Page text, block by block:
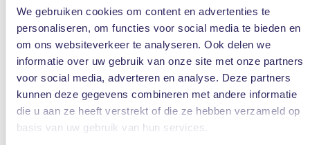
We gebruiken cookies om content en advertenties te
personaliseren, om functies voor social media te bieden en
om ons websiteverkeer te analyseren. Ook delen we
informatie over uw gebruik van onze site met onze partners
voor social media, adverteren en analyse. Deze partners
kunnen deze gegevens combineren met andere informatie
die u aan ze heeft verstrekt of die ze hebben verzameld op
basis van uw gebruik van hun services.
onmiddellijke onderbreking van de arbeid vergen.
Bijvoorbeeld als het huis van je werknemer in
brand staat of de waterleiding is gesprongen.
Zeer bijzondere persoonlijke omstandigheden.
Bijvoorbeeld als je werknemer met spoed naar het
ziekenhuis moet, om de bevalling van de eigen
partner bij te wonen, of rondom het overlijden van
een huisgenoot of naaste familie.
Een verplichting volgens de wet of overheid